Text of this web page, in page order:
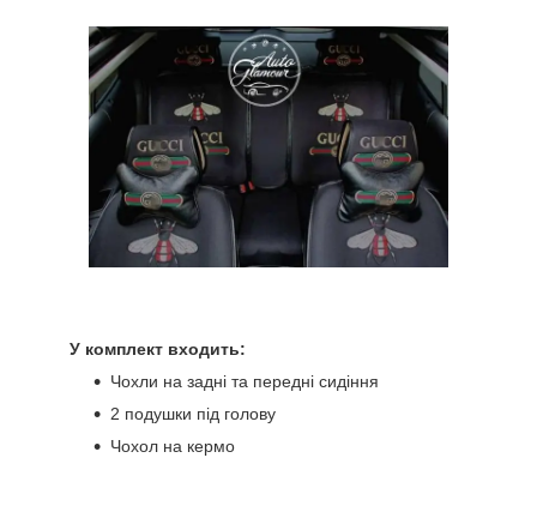
У комплект входить:
Чохли на задні та передні сидіння
2 подушки під голову
Чохол на кермо